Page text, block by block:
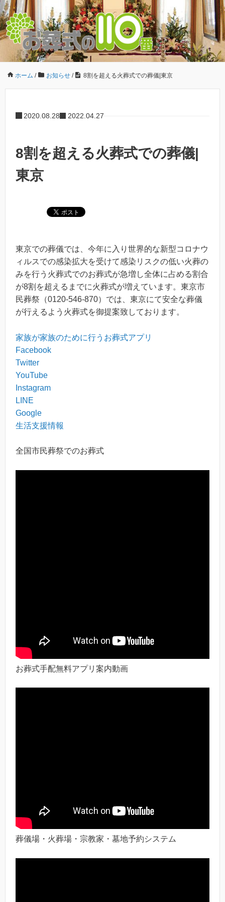
ホーム / お知らせ / 8割を超える火葬式での葬儀|東京
2020.08.28 2022.04.27
8割を超える火葬式での葬儀|
東京
東京での葬儀では、今年に入り世界的な新型コロナウ
ィルスでの感染拡大を受けて感染リスクの低い火葬の
みを行う火葬式でのお葬式が急増し全体に占める割合
が8割を超えるまでに火葬式が増えています。東京市
民葬祭（0120-546-870）では、東京にて安全な葬儀
が行えるよう火葬式を御提案致しております。
家族が家族のために行うお葬式アプリ
Facebook
Twitter
YouTube
Instagram
LINE
Google
生活支援情報
全国市民葬祭でのお葬式
お葬式手配無料アプリ案内動画
葬儀場・火葬場・宗教家・墓地予約システム